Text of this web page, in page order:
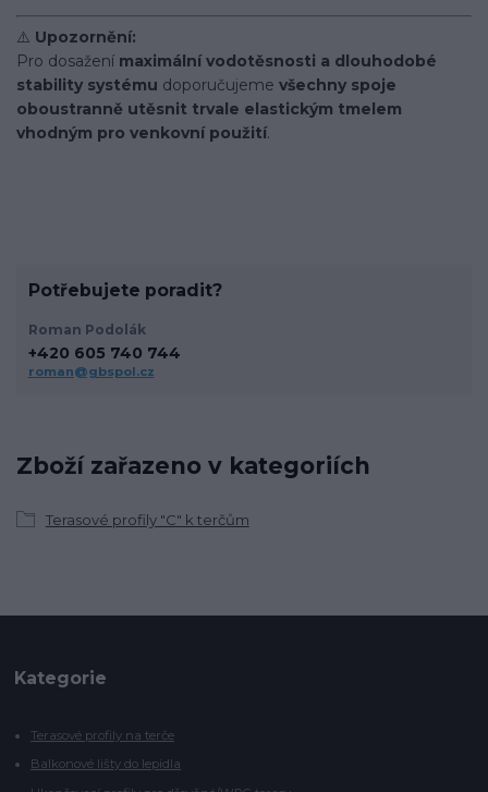
⚠️ Upozornění:
Pro dosažení maximální vodotěsnosti a dlouhodobé
stability systému doporučujeme všechny spoje
oboustranně utěsnit trvale elastickým tmelem
vhodným pro venkovní použití.
Zboží zařazeno v kategoriích
Terasové profily "C" k terčům
Potřebujete poradit?
Roman Podolák
+420 605 740 744
roman@gbspol.cz
Kategorie
Terasové profily na terče
Balkonové lišty do lepidla